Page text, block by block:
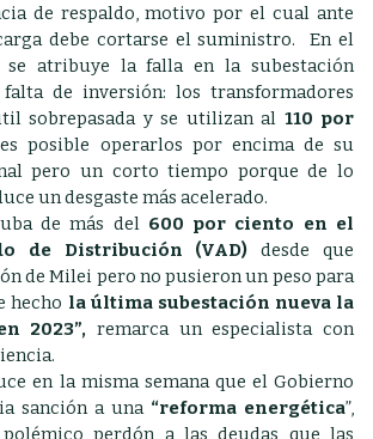
de respaldo, motivo por el cual ante
debe cortarse el suministro.En el
se atribuye la falla en la subestación
de inversión: los transformadores
sobrepasada y se utilizan al 110 por
posible operarlos por encima de su
pero un corto tiempo porque de lo
un desgaste más acelerado.
de más del 600 por ciento en el
de Distribución (VAD)desde que
de Milei pero no pusieron un peso para
hecho la última subestación nueva la
2023”, remarca un especialista con
en la misma semana que el Gobierno
sanción a una “reforma energética”,
perdón a las deudas que las